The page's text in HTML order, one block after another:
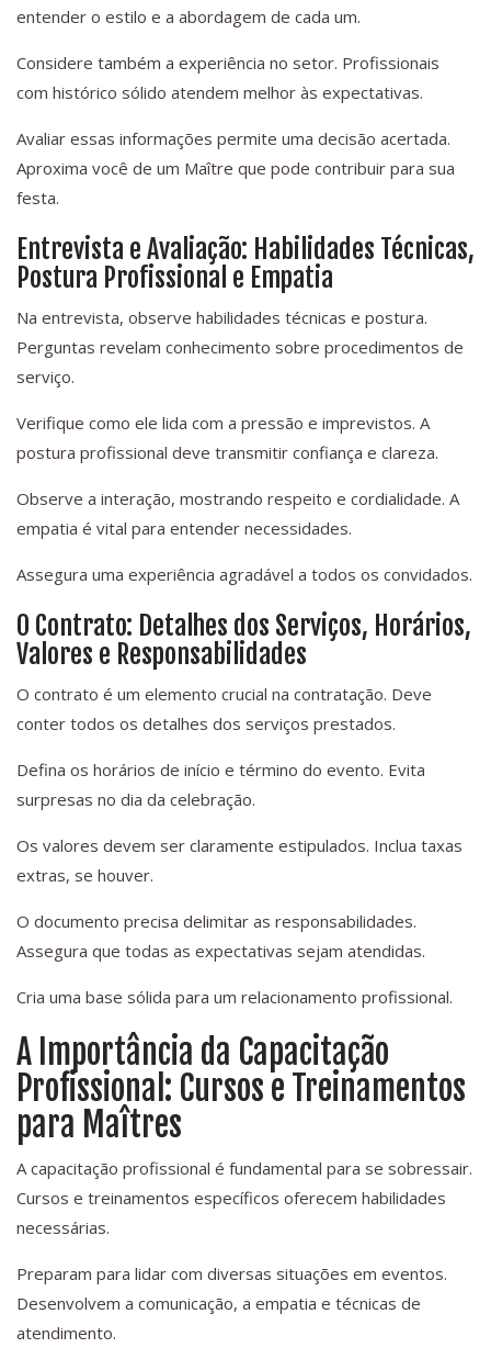
entender o estilo e a abordagem de cada um.
Considere também a experiência no setor. Profissionais
com histórico sólido atendem melhor às expectativas.
Avaliar essas informações permite uma decisão acertada.
Aproxima você de um Maître que pode contribuir para sua
festa.
Entrevista e Avaliação: Habilidades Técnicas,
Postura Profissional e Empatia
Na entrevista, observe habilidades técnicas e postura.
Perguntas revelam conhecimento sobre procedimentos de
serviço.
Verifique como ele lida com a pressão e imprevistos. A
postura profissional deve transmitir confiança e clareza.
Observe a interação, mostrando respeito e cordialidade. A
empatia é vital para entender necessidades.
Assegura uma experiência agradável a todos os convidados.
O Contrato: Detalhes dos Serviços, Horários,
Valores e Responsabilidades
O contrato é um elemento crucial na contratação. Deve
conter todos os detalhes dos serviços prestados.
Defina os horários de início e término do evento. Evita
surpresas no dia da celebração.
Os valores devem ser claramente estipulados. Inclua taxas
extras, se houver.
O documento precisa delimitar as responsabilidades.
Assegura que todas as expectativas sejam atendidas.
Cria uma base sólida para um relacionamento profissional.
A Importância da Capacitação
Profissional: Cursos e Treinamentos
para Maîtres
A capacitação profissional é fundamental para se sobressair.
Cursos e treinamentos específicos oferecem habilidades
necessárias.
Preparam para lidar com diversas situações em eventos.
Desenvolvem a comunicação, a empatia e técnicas de
atendimento.